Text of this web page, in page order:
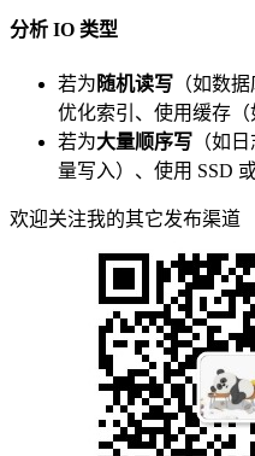
分析 IO 类型
若为 随机读写 （如数
优化索引、使用缓存（
若为大量顺序写 （如
量写入）、使用 SSD
欢迎关注我的其它发布渠道